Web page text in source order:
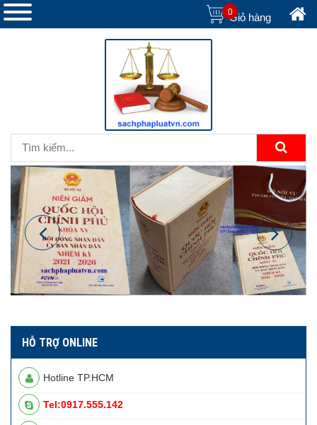
0Giỏ hàng
HỖ TRỢ ONLINE
Hotline TP.HCM
Tel:0917.555.142